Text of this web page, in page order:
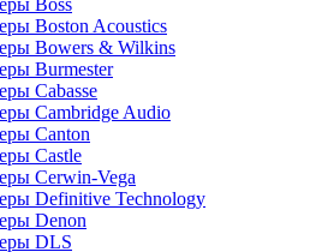
Boss
Boston Acoustics
Bowers & Wilkins
Burmester
Cabasse
Cambridge Audio
Canton
Castle
Cerwin-Vega
Definitive Technology
Denon
DLS